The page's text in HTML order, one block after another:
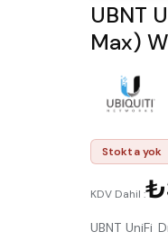
UBNT
Max)
Stokta yok
KDV Dahil :
UBNT UniFi